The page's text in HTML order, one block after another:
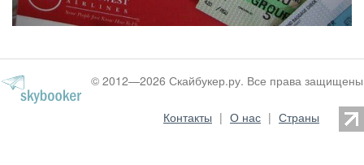
© 2012—2026 Скайбукер.ру. Все права защищены
Контакты | О нас | Страны